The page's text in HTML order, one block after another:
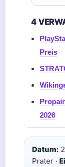
4
Preis
2026
Datum:
Prater ·